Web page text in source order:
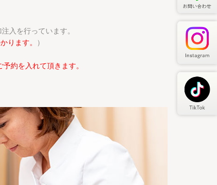
入を行っています。
ります。
）
約を入れて頂きます。